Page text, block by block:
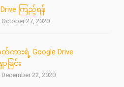
Drive ကြည့်ရန်
October 27, 2020
ကားရဲ့ Google Drive
ြင်း
December 22, 2020